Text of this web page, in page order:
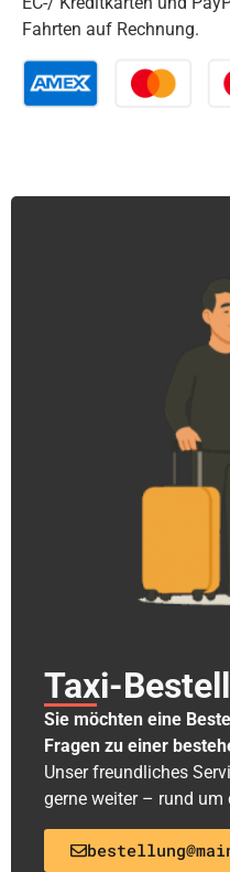
Fahrten auf Rechnung.
Taxi-
Sie möchten eine
Fragen zu einer
Unser freundliches
gerne weiter – rund um